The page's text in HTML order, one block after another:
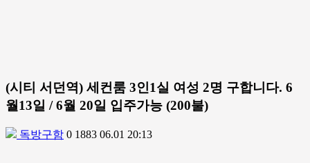
(시티 서던역) 세컨룸 3인1실 여성 2명 구합니다. 6
월13일 / 6월 20일 입주가능 (200불)
독방구함 0 1883 06.01 20:13